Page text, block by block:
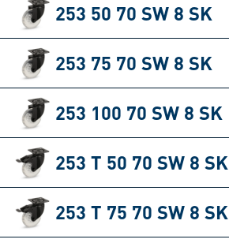
253 50 70 SW 8 SK
253 75 70 SW 8 SK
253 100 70 SW 8 SK
253 T 50 70 SW 8 SK
253 T 75 70 SW 8 SK